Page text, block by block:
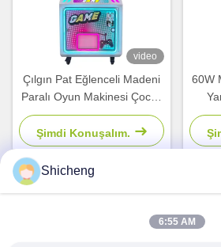
video
Çılgın Pat Eğlenceli Madeni
Paralı Oyun Makinesi Çocuk
Video Oyun Makinesi
Şimdi Konuşalım.
60W
Shicheng
6:55 AM